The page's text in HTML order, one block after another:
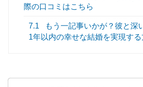
際の口コミはこちら
7.1
もう一記事いかが？彼と深
1年以内の幸せな結婚を実現す